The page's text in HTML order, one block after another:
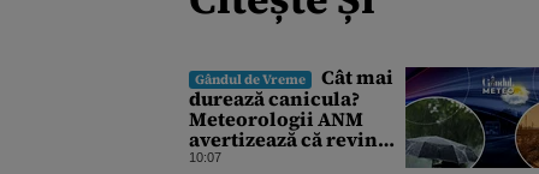
Gândul de Vreme
Cât mai
durează canicula?
Meteorologii ANM
avertizează că revin
vijeliile și ploile
10:07